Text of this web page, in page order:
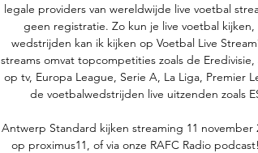
legale providers van wereldwijde live voetbal
geen registratie. Zo kun je live voetbal
wedstrijden kan ik kijken op Voetbal Live
streams omvat topcompetities zoals de
op tv, Europa League, Serie A, La Liga, Premier
de voetbalwedstrijden live uitzenden zoals
Antwerp Standard kijken streaming 11 november
op proximus11, of via onze RAFC Radio